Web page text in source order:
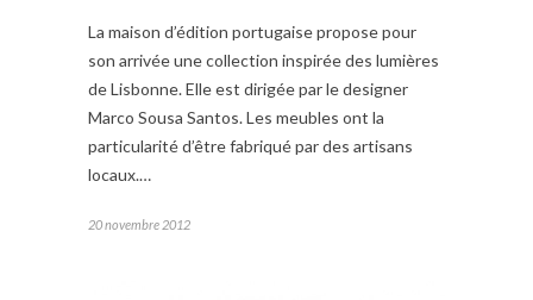
La maison d’édition portugaise propose pour
son arrivée une collection inspirée des lumières
de Lisbonne. Elle est dirigée par le designer
Marco Sousa Santos. Les meubles ont la
particularité d’être fabriqué par des artisans
locaux.…
20 novembre 2012